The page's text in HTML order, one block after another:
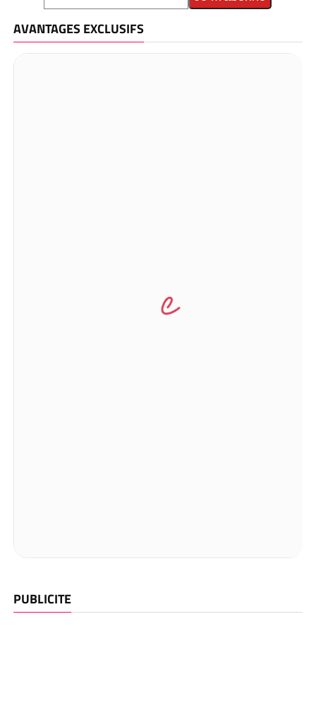
AVANTAGES EXCLUSIFS
PUBLICITE